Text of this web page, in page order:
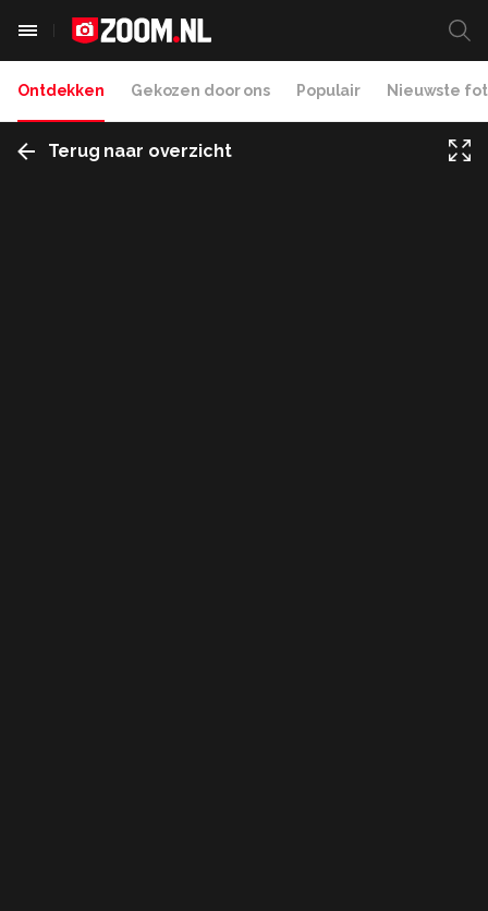
Ontdekken Gekozen door ons Populair Nieuwste
Terug naar overzicht